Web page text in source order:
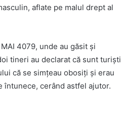
aflate pe malul drept al
4079, unde au găsit și
tineri au declarat că sunt turişti
că se simţeau obosiţi și erau
întunece, cerând astfel ajutor.